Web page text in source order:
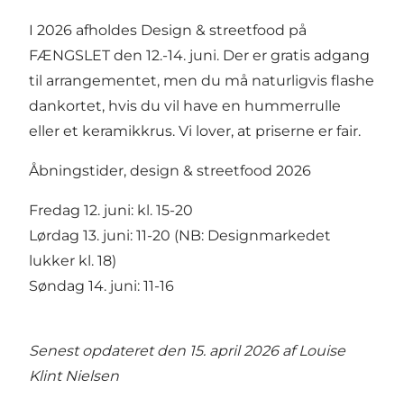
I 2026 afholdes Design & streetfood på
FÆNGSLET den 12.-14. juni. Der er gratis adgang
til arrangementet, men du må naturligvis flashe
dankortet, hvis du vil have en hummerrulle
eller et keramikkrus. Vi lover, at priserne er fair.
Åbningstider, design & streetfood 2026
Fredag 12. juni: kl. 15-20
Lørdag 13. juni: 11-20 (NB: Designmarkedet
lukker kl. 18)
Søndag 14. juni: 11-16
Senest opdateret den 15. april 2026 afLouise
Klint Nielsen